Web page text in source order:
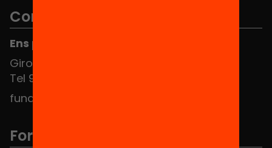
Contacte
Ens pots trobar al Hub Social
Girona 34, interior 08010 Barcelona
Tel 934 588 700
fundacio@equitat.org
Formem part de...